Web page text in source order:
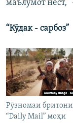
маълумот нест,”
“Кӯдак - сарбоз”
Рӯзномаи
“Daily Mail” моҳи